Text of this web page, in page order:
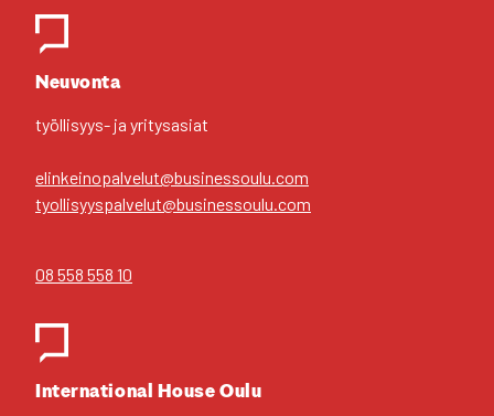
Neu­von­ta
työl­li­syys- ja yri­tys­asiat
elinkeinopalvelut@businessoulu.com
tyollisyyspalvelut@businessoulu.com
08 558 558 10
Inter­na­tio­nal House Oulu